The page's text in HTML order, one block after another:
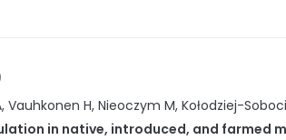
Vauhkonen H, Nieoczym M, Kołodziej-
in native, introduced, and farmed